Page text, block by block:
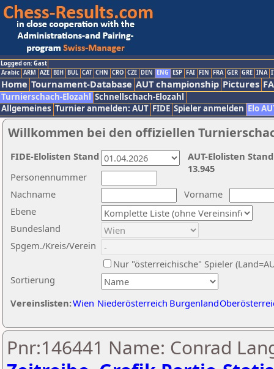
Logged on: Gast
Arabic ARM AZE BIH BUL CAT CHN CRO CZE DEN ENG ESP FAI FIN FRA GER GRE INA
Home Tournament-Database AUT championship Pictures
Turnierschach-Elozahl Schnellschach-Elozahl
Allgemeines Turnier anmelden: AUT FIDE Spieler anmelden Elo
Willkommen bei den offiziellen
Nachname
Vorname
Ebene
Sortierung
Personennummer
Bundesland
Spgem./Kreis/Verein
Nur "österreichische" Spieler
Vereinslisten:Wien Niederösterreich Burgenland
AUT-Elolisten
13.945
FIDE-Elolisten Stand
Pnr:146441 Name: Conrad